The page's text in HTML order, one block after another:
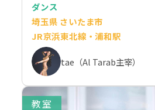
ダンス
埼玉県 さいたま市
JR京浜東北線・浦和駅
tae（Al Tarab主宰）
教室